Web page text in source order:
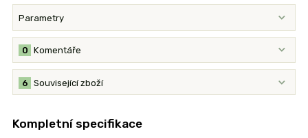
Parametry
Komentáře
0
Související zboží
6
Kompletní specifikace